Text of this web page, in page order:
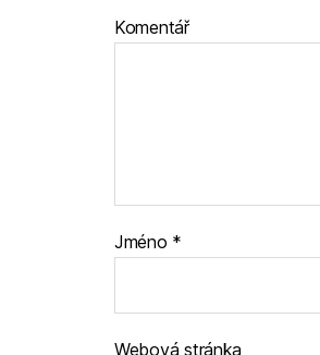
Komentář
Jméno *
Webová stránka